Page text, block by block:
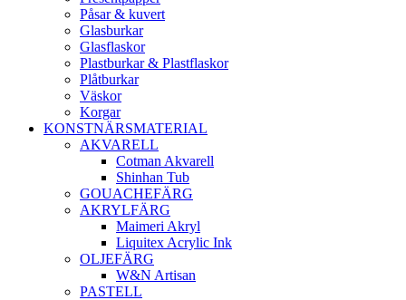
Påsar & kuvert
Glasburkar
Glasflaskor
Plastburkar & Plastflaskor
Plåtburkar
Väskor
Korgar
KONSTNÄRSMATERIAL
AKVARELL
Cotman Akvarell
Shinhan Tub
GOUACHEFÄRG
AKRYLFÄRG
Maimeri Akryl
Liquitex Acrylic Ink
OLJEFÄRG
W&N Artisan
PASTELL